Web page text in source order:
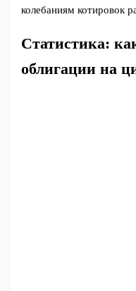
колебаниям котировок
Статистика:
облигации на